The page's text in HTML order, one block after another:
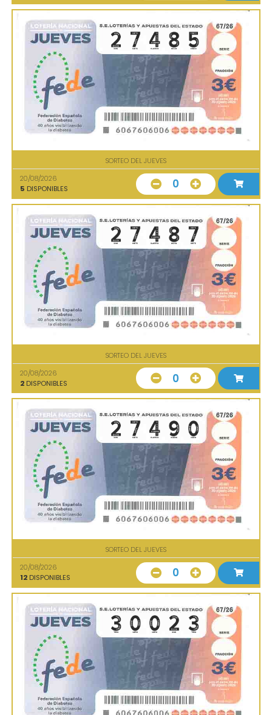
SORTEO DEL JUEVES
20/08/2026
5 DISPONIBLES 0
SORTEO DEL JUEVES
20/08/2026
2 DISPONIBLES 0
SORTEO DEL JUEVES
20/08/2026
12 DISPONIBLES 0